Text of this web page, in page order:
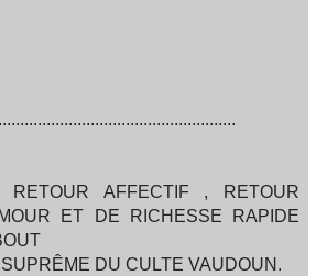
RETOUR AFFECTIF , RETOUR
ET DE RICHESSE RAPIDE
DU CULTE VAUDOUN.